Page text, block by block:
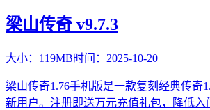
梁山传奇 v9.7.3
大小： 119MB时间： 2025-10-20
梁山传奇1.76手机版是一款复刻经典传
新用户。注册即送万元充值礼包，降低